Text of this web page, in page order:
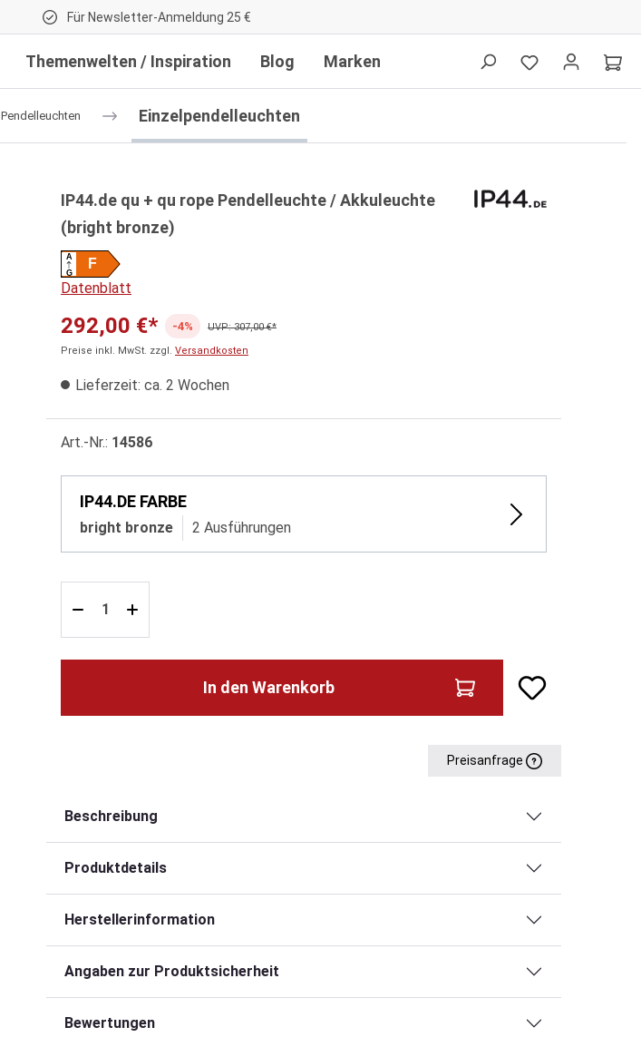
Für Newsletter-Anmeldung 25 €
Themenwelten / Inspiration Blog Marken
Pendelleuchten Einzelpendelleuchten
IP44.de qu + qu rope Pendelleuchte / Akkuleuchte
(bright bronze)
F
A
G
Datenblatt
292,00 €* -4%
UVP: 307,00 €*
Preise inkl. MwSt. zzgl. Versandkosten
Lieferzeit: ca. 2 Wochen
Art.-Nr.: 14586
IP44.DE FARBE
bright bronze 2 Ausführungen
In den Warenkorb
Preisanfrage
Beschreibung
Produktdetails
Herstellerinformation
Angaben zur Produktsicherheit
Bewertungen